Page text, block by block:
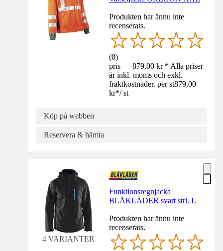
Produkten har ännu inte
recenserats.
(0)
pris — 879,00 kr * Alla priser
är inkl. moms och exkl.
fraktkostnader. per st879,00
kr*/ st
Köp på webben
Reservera & hämta
4 VARIANTER
Funktionsregnjacka
BLÅKLÄDER svart strl. L
Produkten har ännu inte
recenserats.